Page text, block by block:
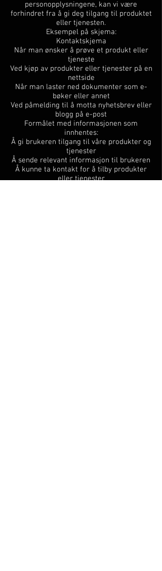
personopplysningene, kan vi være
forhindret fra å gi deg tilgang til produktet
eller tjenesten.
Eksempel på skjema:
Kontaktskjema
Når man ønsker å prøve et produkt eller
tjeneste
Ved kjøp av produkter eller tjenester på en
nettside
Når man laster ned dokumenter som e-
bøker eller annet
Ved påmelding til å motta nyhetsbrev eller
blogg på e-post
Formålet med informasjonen som
innhentes:
Å gi brukeren tilgang til våre produkter og
tjenester
Å sende relevant informasjon til brukeren
Å kunne ta kontakt for å tilby produkter
eller tjenester